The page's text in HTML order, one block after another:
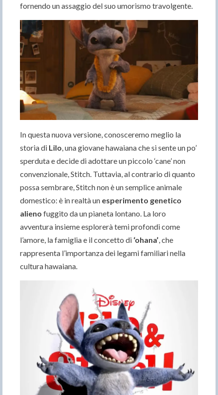
fornendo un assaggio del suo umorismo travolgente.
In questa nuova versione, conosceremo meglio la
storia di Lilo, una giovane hawaiana che si sente un po’
sperduta e decide di adottare un piccolo ‘cane’ non
convenzionale, Stitch. Tuttavia, al contrario di quanto
possa sembrare, Stitch non è un semplice animale
domestico: è in realtà un esperimento genetico
alieno fuggito da un pianeta lontano. La loro
avventura insieme esplorerà temi profondi come
l’amore, la famiglia e il concetto di ‘ohana’, che
rappresenta l’importanza dei legami familiari nella
cultura hawaiana.